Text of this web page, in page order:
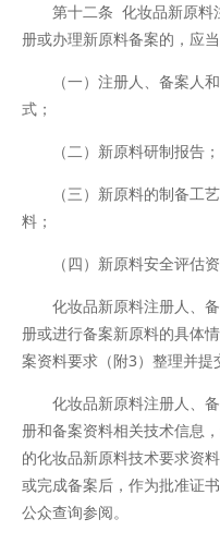
第十二条 化妆品新原料
册或办理新原料备案的，应
（一）注册人、备案人
式；
（二）新原料研制报告；
（三）新原料的制备工
料；
（四）新原料安全评估资
化妆品新原料注册人、
册或进行备案新原料的具体
案资料要求（附3）整理并提
化妆品新原料注册人、
册和备案资料相关技术信息
的化妆品新原料技术要求资
或完成备案后，作为批准证
公众查询参阅。